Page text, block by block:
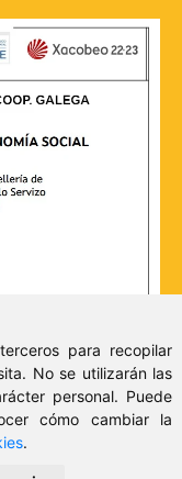
para recopilar
No se utilizarán las
personal. Puede
cómo cambiar la
.